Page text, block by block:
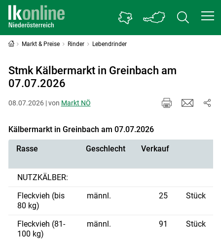
Markt & Preise Rinder Lebendrinder
Stmk Kälbermarkt in Greinbach am
07.07.2026
08.07.2026 | von Markt NÖ
Kälbermarkt in Greinbach am 07.07.2026
Rasse Geschlecht Verkauf
NUTZKÄLBER:
Fleckvieh (bis
80 kg)
männl. 25 Stück
Fleckvieh (81-
100 kg)
männl. 91 Stück